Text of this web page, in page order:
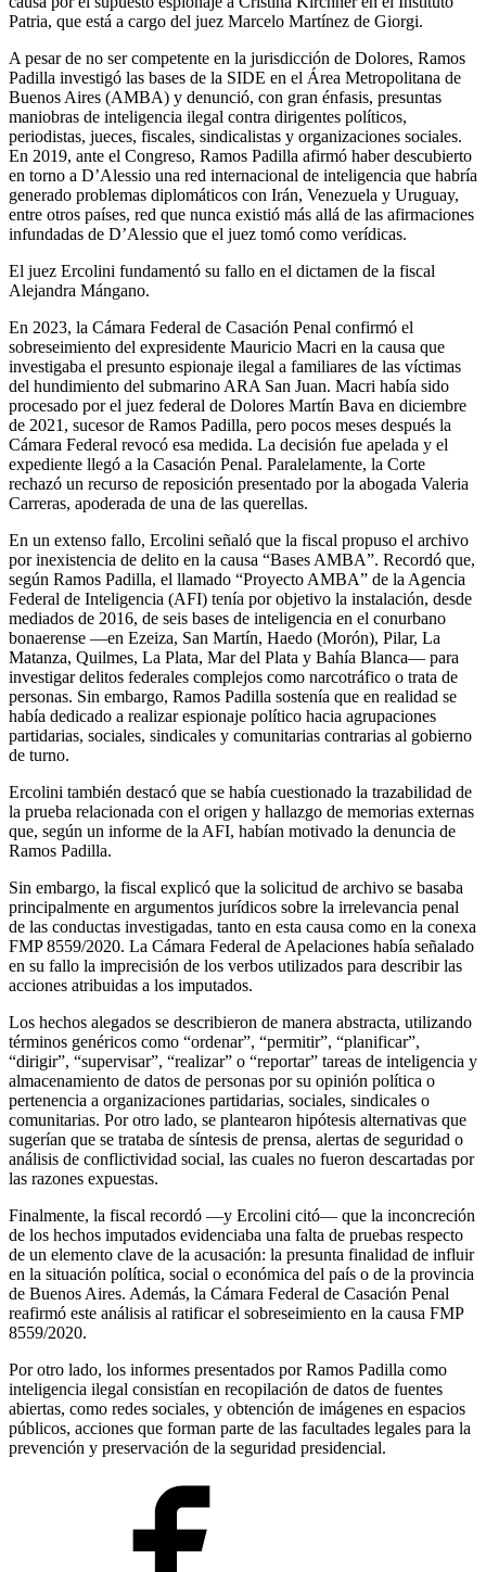
Patria, que está a cargo del juez Marcelo Martínez de Giorgi.
A pesar de no ser competente en la jurisdicción de Dolores, Ramos
Padilla investigó las bases de la SIDE en el Área Metropolitana de
Buenos Aires (AMBA) y denunció, con gran énfasis, presuntas
maniobras de inteligencia ilegal contra dirigentes políticos,
periodistas, jueces, fiscales, sindicalistas y organizaciones sociales.
En 2019, ante el Congreso, Ramos Padilla afirmó haber descubierto
en torno a D’Alessio una red internacional de inteligencia que habría
generado problemas diplomáticos con Irán, Venezuela y Uruguay,
entre otros países, red que nunca existió más allá de las afirmaciones
infundadas de D’Alessio que el juez tomó como verídicas.
El juez Ercolini fundamentó su fallo en el dictamen de la fiscal
Alejandra Mángano.
En 2023, la Cámara Federal de Casación Penal confirmó el
sobreseimiento del expresidente Mauricio Macri en la causa que
investigaba el presunto espionaje ilegal a familiares de las víctimas
del hundimiento del submarino ARA San Juan. Macri había sido
procesado por el juez federal de Dolores Martín Bava en diciembre
de 2021, sucesor de Ramos Padilla, pero pocos meses después la
Cámara Federal revocó esa medida. La decisión fue apelada y el
expediente llegó a la Casación Penal. Paralelamente, la Corte
rechazó un recurso de reposición presentado por la abogada Valeria
Carreras, apoderada de una de las querellas.
En un extenso fallo, Ercolini señaló que la fiscal propuso el archivo
por inexistencia de delito en la causa “Bases AMBA”. Recordó que,
según Ramos Padilla, el llamado “Proyecto AMBA” de la Agencia
Federal de Inteligencia (AFI) tenía por objetivo la instalación, desde
mediados de 2016, de seis bases de inteligencia en el conurbano
bonaerense —en Ezeiza, San Martín, Haedo (Morón), Pilar, La
Matanza, Quilmes, La Plata, Mar del Plata y Bahía Blanca— para
investigar delitos federales complejos como narcotráfico o trata de
personas. Sin embargo, Ramos Padilla sostenía que en realidad se
había dedicado a realizar espionaje político hacia agrupaciones
partidarias, sociales, sindicales y comunitarias contrarias al gobierno
de turno.
Ercolini también destacó que se había cuestionado la trazabilidad de
la prueba relacionada con el origen y hallazgo de memorias externas
que, según un informe de la AFI, habían motivado la denuncia de
Ramos Padilla.
Sin embargo, la fiscal explicó que la solicitud de archivo se basaba
principalmente en argumentos jurídicos sobre la irrelevancia penal
de las conductas investigadas, tanto en esta causa como en la conexa
FMP 8559/2020. La Cámara Federal de Apelaciones había señalado
en su fallo la imprecisión de los verbos utilizados para describir las
acciones atribuidas a los imputados.
Los hechos alegados se describieron de manera abstracta, utilizando
términos genéricos como “ordenar”, “permitir”, “planificar”,
“dirigir”, “supervisar”, “realizar” o “reportar” tareas de inteligencia y
almacenamiento de datos de personas por su opinión política o
pertenencia a organizaciones partidarias, sociales, sindicales o
comunitarias. Por otro lado, se plantearon hipótesis alternativas que
sugerían que se trataba de síntesis de prensa, alertas de seguridad o
análisis de conflictividad social, las cuales no fueron descartadas por
las razones expuestas.
Finalmente, la fiscal recordó —y Ercolini citó— que la inconcreción
de los hechos imputados evidenciaba una falta de pruebas respecto
de un elemento clave de la acusación: la presunta finalidad de influir
en la situación política, social o económica del país o de la provincia
de Buenos Aires. Además, la Cámara Federal de Casación Penal
reafirmó este análisis al ratificar el sobreseimiento en la causa FMP
8559/2020.
Por otro lado, los informes presentados por Ramos Padilla como
inteligencia ilegal consistían en recopilación de datos de fuentes
abiertas, como redes sociales, y obtención de imágenes en espacios
públicos, acciones que forman parte de las facultades legales para la
prevención y preservación de la seguridad presidencial.